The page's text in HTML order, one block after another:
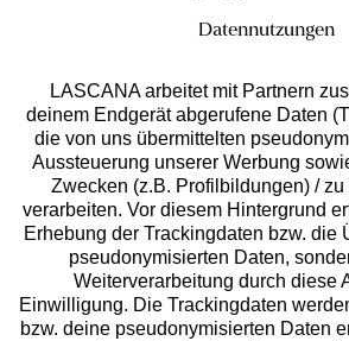
Services
Beratung
Über uns
Datennutzungen
LASCANA arbeitet mit Partnern
deinem Endgerät abgerufene Daten
die von uns übermittelten
Aussteuerung unserer Werbung
Zwecken (z.B. Profilbildungen) /
verarbeiten. Vor diesem Hintergrund
Erhebung der Trackingdaten bzw. die
pseudonymisierten Daten,
Weiterverarbeitung durch diese
Einwilligung. Die Trackingdaten
bzw. deine pseudonymisierten Daten